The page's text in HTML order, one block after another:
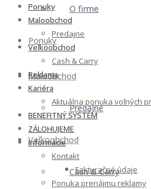
O firme
Ponuky
Maloobchod
Predajne
Veľkoobchod
Cash & Carry
Ponuky
Maloobchod
Predajne
Veľkoobchod
Cash & Carry
Reklama
Kariéra
Aktuálna ponuka voľných
BENEFITNÝ SYSTÉM
ZÁLOHUJEME
Informácie
Kontakt
Fakturačné údaje
Ponuka prenájmu reklamy